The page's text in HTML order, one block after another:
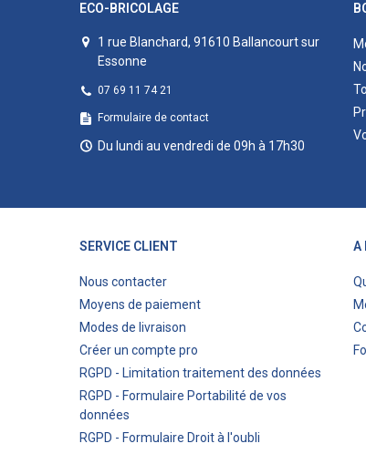
ECO-BRICOLAGE
1 rue Blanchard, 91610 Ballancourt sur
Essonne
07 69 11 74 21
Formulaire de contact
Du lundi au vendredi de 09h à 17h30
SERVICE CLIENT
Nous contacter
Moyens de paiement
Modes de livraison
Créer un compte pro
RGPD - Limitation traitement des données
RGPD - Formulaire Portabilité de vos
données
RGPD - Formulaire Droit à l'oubli
A